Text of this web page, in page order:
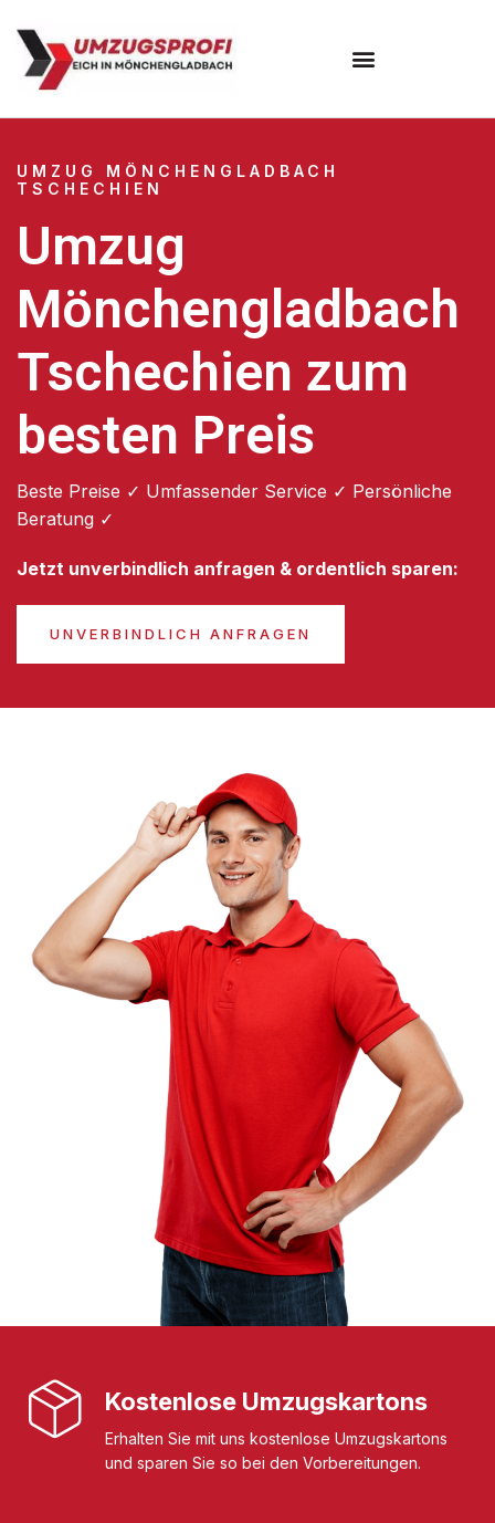
UMZUG MÖNCHENGLADBACH
TSCHECHIEN
Umzug
Mönchengladbach
Tschechien zum
besten Preis
Beste Preise ✓ Umfassender Service ✓ Persönliche
Beratung ✓
Jetzt unverbindlich anfragen & ordentlich sparen:
UNVERBINDLICH ANFRAGEN
Kostenlose Umzugskartons
Erhalten Sie mit uns kostenlose Umzugskartons
und sparen Sie so bei den Vorbereitungen.